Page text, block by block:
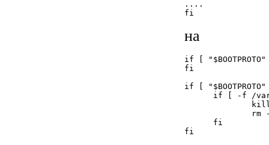
....
fi
на
if [
fi
if [
if [ -f /
rm
      fi
fi